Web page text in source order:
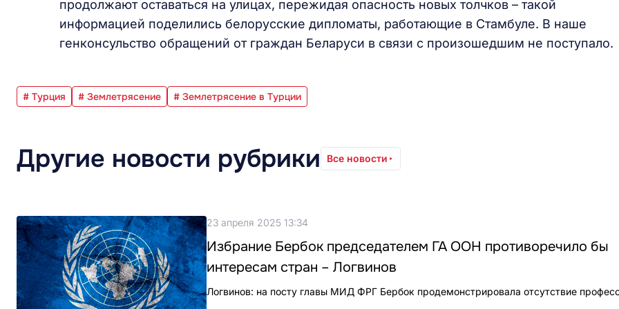
продолжают оставаться на улицах, пережидая опасность новых толчков – такой
информацией поделились белорусские дипломаты, работающие в Стамбуле. В наше
генконсульство обращений от граждан Беларуси в связи с произошедшим не поступало.
# Турция # Землетрясение # Землетрясение в Турции
Другие новости рубрики Все новости
23 апреля 2025 13:34
Избрание Бербок председателем ГА ООН противоречило бы
интересам стран – Логвинов
Логвинов: на посту главы МИД ФРГ Бербок продемонстрировала отсутствие